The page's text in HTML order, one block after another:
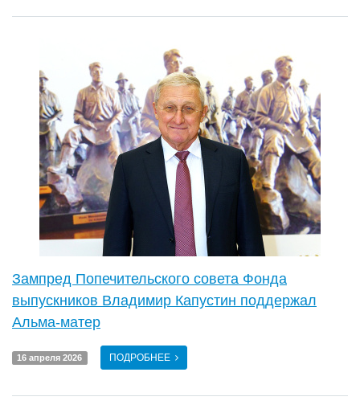
Зампред Попечительского совета Фонда
выпускников Владимир Капустин поддержал
Альма-матер
16 апреля 2026 ПОДРОБНЕЕ